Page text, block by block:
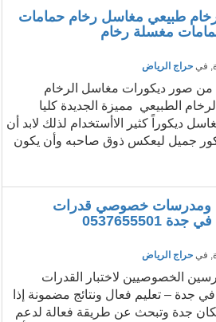
طبيعي مغاسل رخام حمامات
مغسلة رخام
, في حراج الرياض
من صور ديكورات مغاسل الرخام
الطبيعي مميزة الجديدة كليا
ديكوراً كثير الاأستخدام لذلك لابد أن
جميل ليعكس ذوق صاحبه وأن يكون
ومدرسات خصوصي قدرات
0537655501
, في حراج الرياض
الخصوصيين لاختبار القدرات
جدة – تعليم فعال ونتائج مضمونة إذا
جدة وتبحث عن طريقة فعالة لدعم